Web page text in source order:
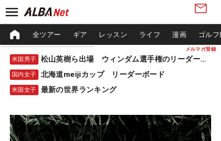
メルマガ登録
全ツアー ギア レッスン ライフ 漫画 ゴル
米国男子 松山英樹ら出場 ウィンダム選手権のリーダーボード
国内女子 北海道meijiカップ リーダーボード
米国女子 最新の世界ランキング